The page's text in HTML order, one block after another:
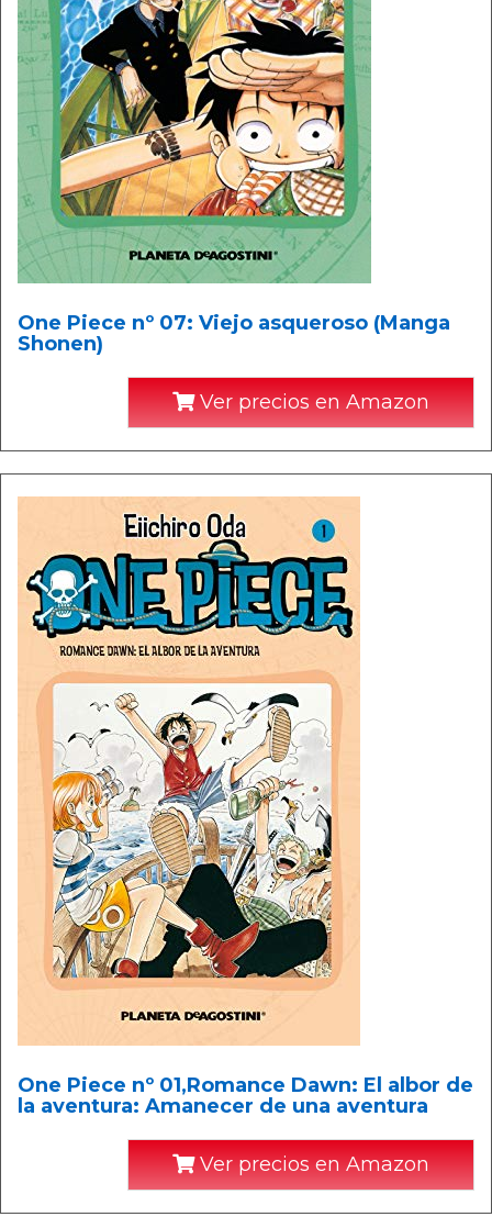
One Piece nº 07: Viejo asqueroso (Manga
Shonen)
Ver precios en Amazon
One Piece nº 01,Romance Dawn: El albor de
la aventura: Amanecer de una aventura
Ver precios en Amazon